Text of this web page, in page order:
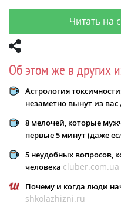
Читать на
Об этом же в других
Астрология
незаметно вынут из
8 мелочей, которые
первые 5 минут (даже
5 неудобных вопросов,
человека cluber.com.ua
Почему и когда люди
shkolazhizni.ru